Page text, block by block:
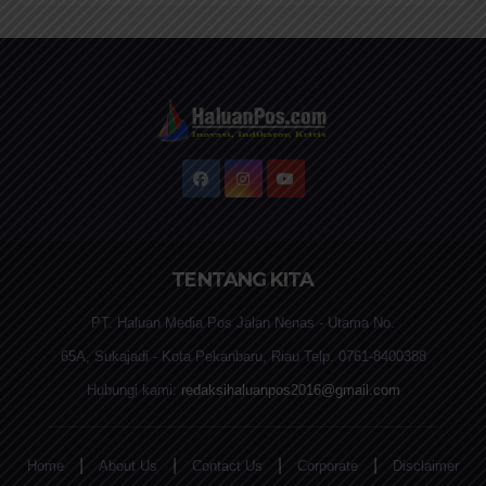
TENTANG KITA
PT. Haluan Media Pos Jalan Nenas - Utama No.
65A, Sukajadi - Kota Pekanbaru, Riau Telp. 0761-8400388
Hubungi kami: redaksihaluanpos2016@gmail.com
Home About Us Contact Us Corporate Disclaimer